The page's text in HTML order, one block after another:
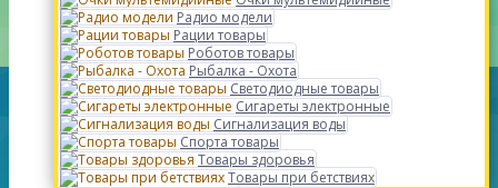
Радио модели
Рации товары
Роботов товары
Рыбалка - Охота
Светодиодные товары
Сигареты электронные
Сигнализация воды
Спорта товары
Товары здоровья
Товары при бетствиях